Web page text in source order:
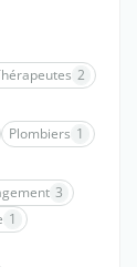
2
Plombiers 1
3
1